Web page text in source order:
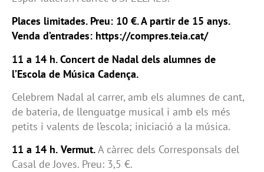
Places limitades. Preu: 10 €. A partir de 15 anys.
Venda d’entrades: https://compres.teia.cat/
11 a 14 h. Concert de Nadal dels alumnes de
l’Escola de Música Cadença.
Celebrem Nadal al carrer, amb els alumnes de cant,
de bateria, de llenguatge musical i amb els més
petits i valents de l’escola; iniciació a la música.
11 a 14 h. Vermut.A càrrec dels Corresponsals del
Casal de Joves. Preu: 3,5 €.